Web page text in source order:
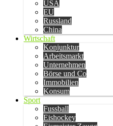
USA
EU
Russland
China
Wirtschaft
Konjunktur
Arbeitsmarkt
Unternehmen
Börse und Co
Immobilien
Konsum
Sport
Fussball
Eishockey